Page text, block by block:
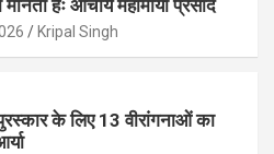
हैः आचार्य महामाया प्रसाद
Kripal Singh
के लिए 13 वीरांगनाओं का